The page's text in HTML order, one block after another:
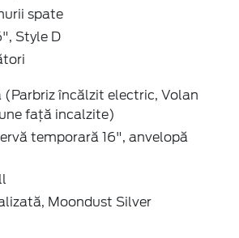
spate
Style D
(Parbriz încălzit electric, Volan
față incalzite)
temporară 16", anvelopă
Moondust Silver